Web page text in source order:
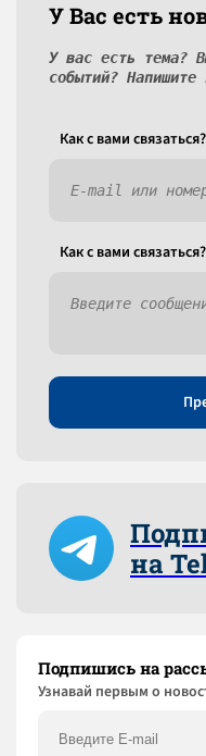
У Вас есть
У вас есть тема?
событий? Напишите
Как c вами связаться?
Как c вами связаться?
на
Подпишись на
Узнaвай первым о